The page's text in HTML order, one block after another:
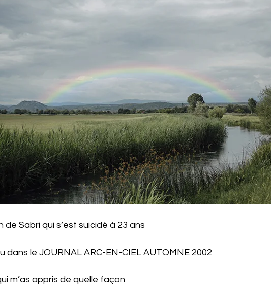
de Sabri qui s’est suicidé à 23 ans
dans le JOURNAL ARC-EN-CIEL AUTOMNE 2002
m’as appris de quelle façon